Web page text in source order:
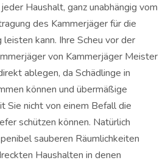
Haushalt, ganz unabhängig vom
des Kammerjäger für die
kann. Ihre Scheu vor der
von Kammerjäger Meister
ablegen, da Schädlinge in
können und übermäßige
Sie nicht von einem Befall die
schützen können. Natürlich
sauberen Räumlichkeiten
Haushalten in denen